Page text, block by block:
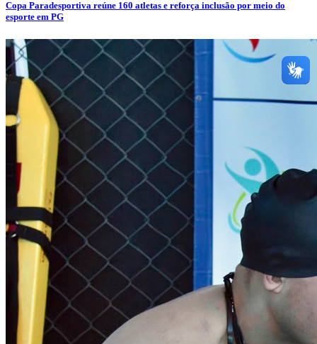
Copa Paradesportiva reúne 160 atletas e reforça inclusão por meio do
esporte em PG